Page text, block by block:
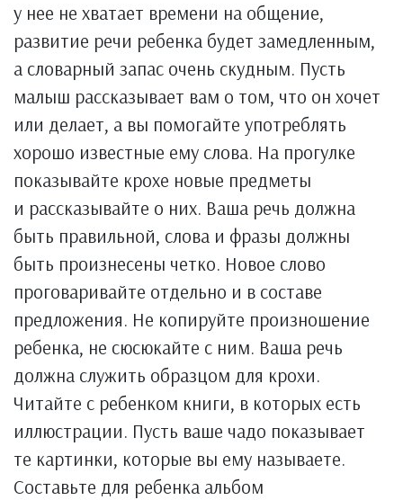
у нее не хватает времени на общение,
развитие речи ребенка будет замедленным,
а словарный запас очень скудным. Пусть
малыш рассказывает вам о том, что он хочет
или делает, а вы помогайте употреблять
хорошо известные ему слова. На прогулке
показывайте крохе новые предметы
и рассказывайте о них. Ваша речь должна
быть правильной, слова и фразы должны
быть произнесены четко. Новое слово
проговаривайте отдельно и в составе
предложения. Не копируйте произношение
ребенка, не сюсюкайте с ним. Ваша речь
должна служить образцом для крохи.
Читайте с ребенком книги, в которых есть
иллюстрации. Пусть ваше чадо показывает
те картинки, которые вы ему называете.
Составьте для ребенка альбом